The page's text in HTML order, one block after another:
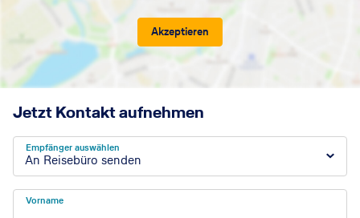
Akzeptieren
Jetzt Kontakt aufnehmen
An Reisebüro senden
Empfänger auswählen
Vorname